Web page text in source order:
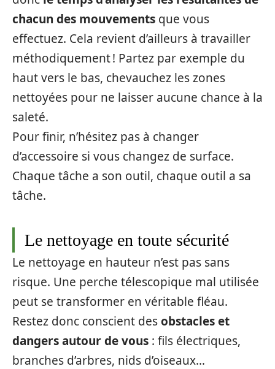
chacun des mouvements que vous
effectuez. Cela revient d’ailleurs à travailler
méthodiquement ! Partez par exemple du
haut vers le bas, chevauchez les zones
nettoyées pour ne laisser aucune chance à la
saleté.
Pour finir, n’hésitez pas à changer
d’accessoire si vous changez de surface.
Chaque tâche a son outil, chaque outil a sa
tâche.
Le nettoyage en toute sécurité
Le nettoyage en hauteur n’est pas sans
risque. Une perche télescopique mal utilisée
peut se transformer en véritable fléau.
Restez donc conscient desobstacles et
dangers autour de vous : fils électriques,
branches d’arbres, nids d’oiseaux…